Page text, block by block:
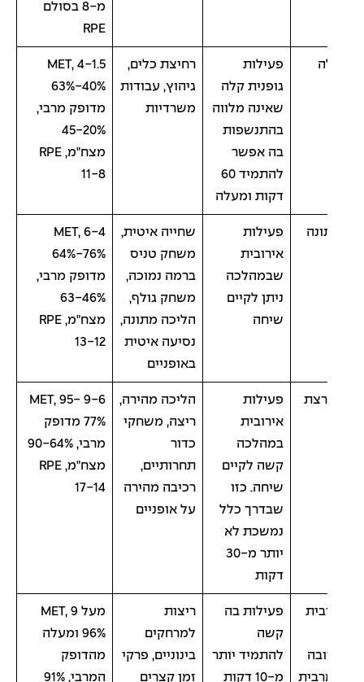
מ-8 בסולם
פעילות
גופנית קלה
שאינה מלווה
בהתנשפות
בה אפשר
להתמיד 60
דקות ומעלה
רחיצת כלים,
גיהוץ, עבודות
משרדיות
4-1.5 MET,
63%-40%
מדופק מרבי,
45-20%
מצח"מ, RPE
פעילות
אירובית
שבמהלכה
ניתן לקיים
שחייה איטית,
משחק טניס
ברמה נמוכה,
משחק גולף,
הליכה מתונה,
נסיעה איטית
באופניים
6-4 MET,
64%-76%
מדופק מרבי,
63-46%
מצח"מ, RPE
13-12
פעילות
אירובית
במהלכה
קשה לקיים
שיחה. כזו
שבדרך כלל
נמשכת לא
יותר מ-30
הליכה מהירה,
ריצה, משחקי
תחרותיים,
רכיבה מהירה
על אופניים
9-6 MET, 95-
77% מדופק
מרבי, 90-64%
מצח"מ, RPE
17-14
פעילות בה
להתמיד יותר
מ-10 דקות
ריצות
למרחקים
בינוניים, פרקי
זמן קצרים
מעל 9 MET,
96% ומעלה
מהדופק
המרבי, 91%